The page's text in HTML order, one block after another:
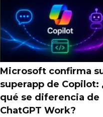
Microsoft confirma
superapp de Copilot:
qué se diferencia de
ChatGPT Work?